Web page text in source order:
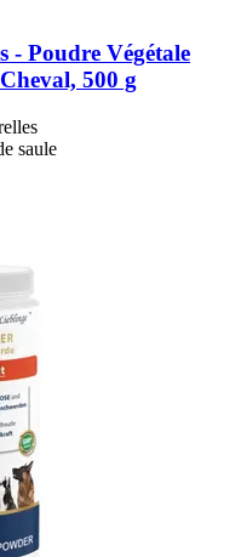
-​ Poudre Végétale
500 g
saule